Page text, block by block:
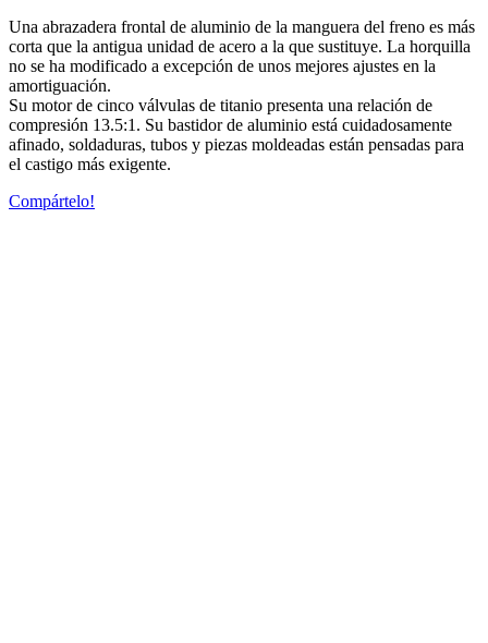
Una abrazadera frontal de aluminio de la manguera del freno es más
corta que la antigua unidad de acero a la que sustituye. La horquilla
no se ha modificado a excepción de unos mejores ajustes en la
amortiguación.
Su motor de cinco válvulas de titanio presenta una relación de
compresión 13.5:1. Su bastidor de aluminio está cuidadosamente
afinado, soldaduras, tubos y piezas moldeadas están pensadas para
el castigo más exigente.
Compártelo!